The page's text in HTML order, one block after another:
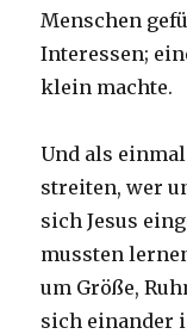
Menschen
Interessen;
klein machte.
Und als
streiten, wer
sich Jesus
mussten
um Größe,
sich einander